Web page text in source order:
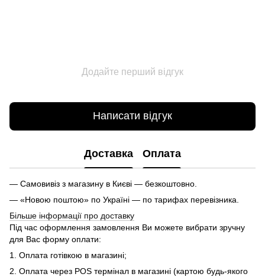
Додайте перший відгук
Написати відгук
Доставка Оплата
— Самовивіз з магазину в Києві — безкоштовно.
— «Новою поштою» по Україні — по тарифах перевізника.
Більше інформації про доставку
Під час оформлення замовлення Ви можете вибрати зручну
для Вас форму оплати:
1. Оплата готівкою в магазині;
2. Оплата через POS термінал в магазині (картою будь-якого